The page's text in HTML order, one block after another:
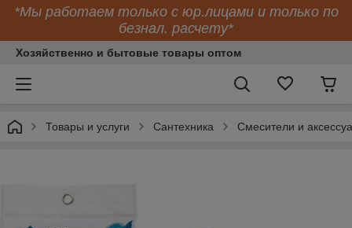
*Мы работаем только с юр.лицами и только по
безнал. расчету*
Хозяйственно и бытовые товары оптом
Товары и услуги Сантехника Смесители и